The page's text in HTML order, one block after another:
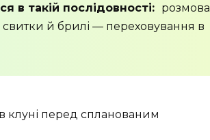
в такій послідовності: розмова
й брилі — переховування в
клуні перед спланованим